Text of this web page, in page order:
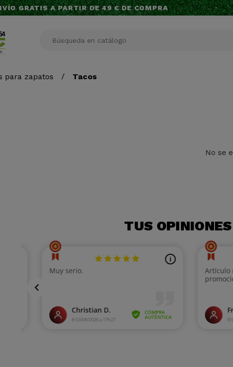
GRATIS A PARTIR DE 49 € DE COMPRA
para zapatos Tacos
No se
TUS OPINIONES